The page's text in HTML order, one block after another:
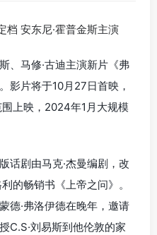
、马修·古迪主演新片《弗
影片将于10月27日首映，
上映，2024年1月大规模
话剧由马克·杰曼编剧，改
的畅销书《上帝之问》。
德·弗洛伊德在晚年，邀请
C.S·刘易斯到他伦敦的家